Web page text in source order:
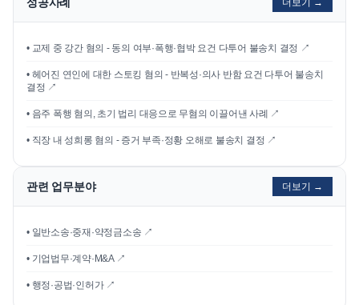
더보기 →
• 교제 중 강간 혐의 - 동의 여부·폭행·협박 요건 다투어 불송치 결정 ↗
• 헤어진 연인에 대한 스토킹 혐의 - 반복성·의사 반함 요건 다투어 불송치
결정 ↗
• 음주 폭행 혐의, 초기 법리 대응으로 무혐의 이끌어낸 사례 ↗
• 직장 내 성희롱 혐의 - 증거 부족·정황 오해로 불송치 결정 ↗
관련 업무분야 더보기 →
• 일반소송·중재·약정금소송 ↗
• 기업법무·계약·M&A ↗
• 행정·공법·인허가 ↗